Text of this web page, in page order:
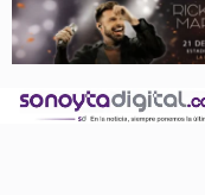
Saltar
contenido